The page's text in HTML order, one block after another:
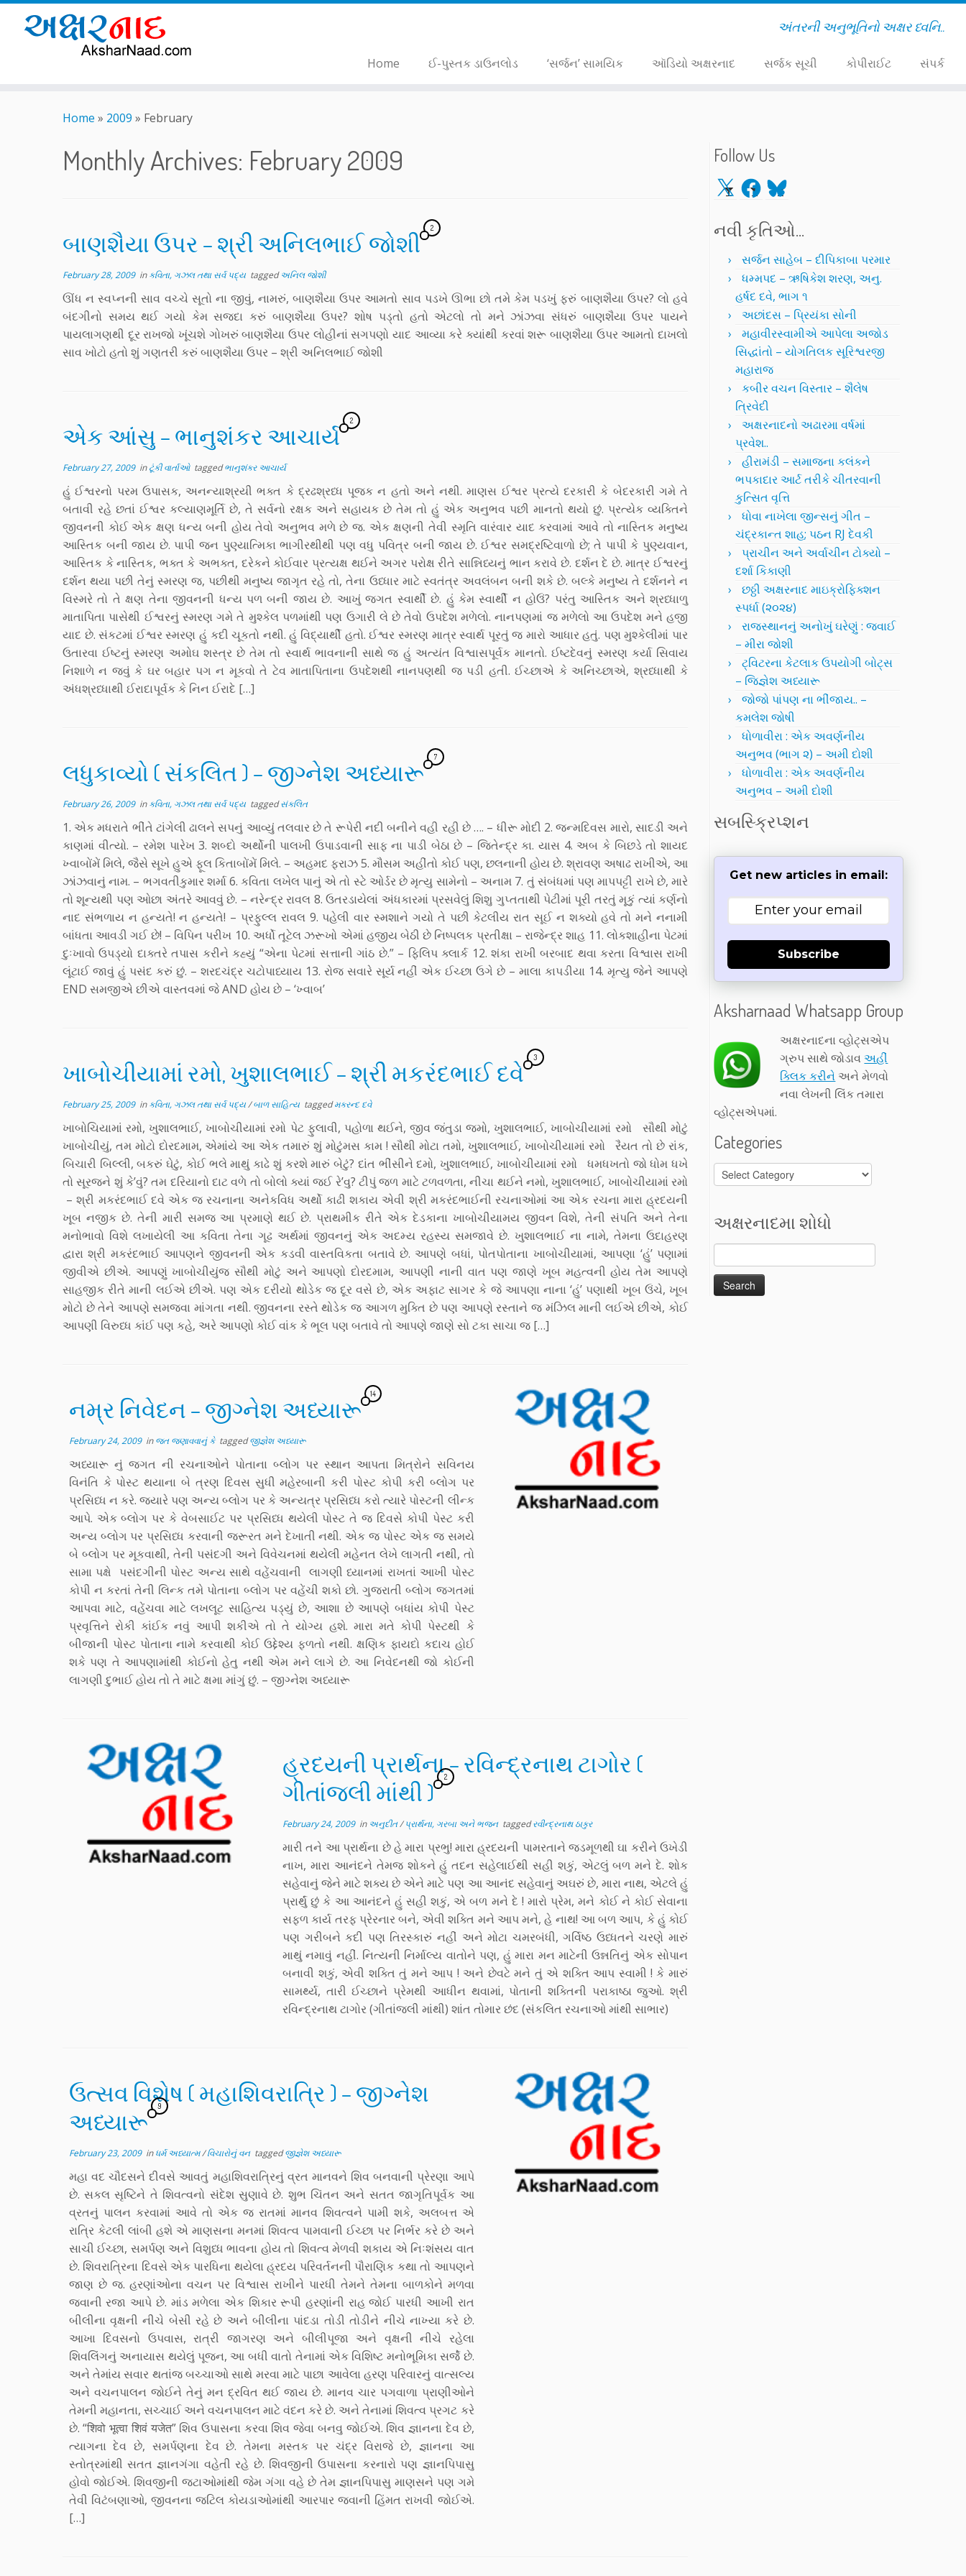
અંતરની અનુભૂતિનો અક્ષર ધ્વનિ..
Home ઈ-પુસ્તક ડાઉનલોડ ‘સર્જન’ સામયિક ઑડિયો અક્ષરનાદ સર્જક સૂચી કોપીરાઈટ સંપર્ક
Home » 2009 » February
Monthly Archives: February 2009
બાણશૈયા ઉપર – શ્રી અનિલભાઈ જોશી
2
February 28, 2009inકવિતા, ગઝલ તથા સર્વ પદ્ય taggedઅનિલ જોશી
ઊંધ ન સ્વપ્નની સાવ વચ્ચે સૂતો ના જીવું, નામરું, બાણશૈયા ઉપર આમતો સાવ પડખે ઊભા છો તમે કેમ પડખું ફરું બાણશૈયા ઉપર? લો હવે
બંદગીનો સમય થઈ ગયો કેમ સજદા કરું બાણશૈયા ઉપર? શોષ પડ્તો હતો એટલો તો મને ઝાંઝવા સંધરું બાણશૈયા ઉપર પાયને
પાયલાગણથી દૂર રાખજો ખૂંચશે ગોખરું બાણશૈયા ઉપર લોહીનાં સગપણો યાદ આવ્યા કરે ક્યાંથી કરવાં શરૂ બાણશૈયા ઉપર આમતો દાખલો
સાવ ખોટો હતો શું ગણતરી કરું બાણશૈયા ઉપર – શ્રી અનિલભાઈ જોશી
એક આંસુ – ભાનુશંકર આચાર્ય
2
February 27, 2009inટૂંકી વાર્તાઓ taggedભાનુશંકર આચાર્ય
હું ઈશ્વરનો પરમ ઉપાસક, અનન્યાશ્રયી ભક્ત કે દ્રઢશ્રધ્ધ પૂજક ન હતો અને નથી. માણસ ઈશ્વર પ્રત્યે દરકારી કે બેદરકારી ગમે તે
બતાવી રહે છતાં ઈશ્વર કલ્યાણમૂર્તિ છે, તે સર્વનો રક્ષક અને સહાયક છે તેમ તો હું એક અનુભવ પછી માનતો થયો છું. પ્રત્યેક વ્યક્તિને
જીવનની કોઈ એક ક્ષણ ધન્ય બની હોય તેવો અનુભવ મળે છે જ. એક ક્ષણની તેવી સ્મૃતિ વારંવાર યાદ કરવામાં આવે તો નાસ્તિક મનુષ્ય
આસ્તિક બની જાય છે. પાપી જન પુણ્યાત્મિકા ભાગીરથીથી પણ વધુ પવિત્ર બની જાય છે. ઈશ્વર સમદ્રષ્ટિવાળો છે; તે પાપી કે પુણ્યવાન,
આસ્તિક કે નાસ્તિક, ભક્ત કે અભક્ત, દરેકને કોઈવાર પ્રત્યક્ષ થઈને અગર પરોક્ષ રીતે સાન્નિધ્યનું ભાન કરાવે છે. દર્શન દે છે. માત્ર ઈશ્વરનું
દર્શન થયા પછી તેનું સ્મરણ જ, પછીથી મનુષ્ય જાગૃત રહે તો, તેના ઉધ્ધાર માટે સ્વતંત્ર અવલંબન બની શકે છે. બલ્કે મનુષ્ય તે દર્શનને ન
વિસ્મરે તો તે ક્ષણ તેના જીવનની ધન્ય પળ બની જાય છે. આખું જગત સ્વાર્થી છે. હું કેમ સ્વાર્થી ન હોઉં? પરંતુ આસ્તિક અને શ્રધ્ધાળુ
માતાપિતા પાસેથી ઈશ્વરનું સ્મરણ ગમે તે મુશ્કેલ પળમાંથી પણ ઉગારી લે છે તેવો ઉપદેશ મળેલો. નાનપણમાં જ મળેલો આ ઉપદેશ મને હજી
યાદ છે. સંકટમાં ઈશ્વર સ્મરણ હું કદી ચૂકતો નથી. હું વિદ્યાર્થી હતો. ઈશ્વર સ્મરણ માત્ર સ્વાર્થ પૂરતું જ મારો આધાર હતું. પણ મુશ્કેલીમાં પાર
ઉતારવા ઈષ્ટનું સ્મરણ અમોઘ શસ્ત્ર છે તેમ તો સ્વાર્થ ભાવનાની સાથે જ હું અત્યંત વિશ્વાસપૂર્વક માનતો. ઈષ્ટદેવનું સ્મરણ કર્યા સિવાય
નિશાળે ન જવું કે ઘર બહાર પગ ન મૂકવો તે ટેવ માતાપિતાના ઉપદેશથી નાનપણથી જ પડી હતી. ઈચ્છાએ કે અનિચ્છાએ, શ્રધ્ધાથી કે
અંધશ્રધ્ધાથી ઈરાદાપૂર્વક કે નિન ઈરાદે […]
લધુકાવ્યો ( સંકલિત ) – જીગ્નેશ અધ્યારૂ
7
February 26, 2009inકવિતા, ગઝલ તથા સર્વ પદ્ય taggedસંકલિત
1. એક મધરાતે ભીંતે ટાંગેલી ઢાલને સપનું આવ્યું તલવાર છે તે રૂપેરી નદી બનીને વહી રહી છે …. – ધીરૂ મોદી 2. જન્મદિવસ મારો, સાદડી અને
કાણમાં વીત્યો. – રમેશ પારેખ 3. શબ્દો અર્થોની પાલખી ઉપાડવાની સાફ ના પાડી બેઠા છે – જિતેન્દ્ર કા. યાસ 4. અબ કે બિછડે તો શાયદ
ખ્વાબોંમેં મિલે, જૈસે સૂખે હુએ ફૂલ કિતાબોંમેં મિલે. – અહમદ ફરાઝ 5. મૌસમ અહીંતો કોઈ પણ, છલનાની હોય છે. શ્રાવણ અષાઢ રાખીએ, આ
ઝાંઝવાનું નામ. – ભગવતીકુમાર શર્મા 6. કવિતા લખેલ પાનું એ તો સ્ટે ઓર્ડર છે મૃત્યુ સામેનો – અનામ 7. તું સંબંધમાં પણ માપપટ્ટી રાખે છે, મારે
તો શૂન્યથી પણ ઓછા અંતરે આવવું છે. – નરેન્દ્ર રાવલ 8. ઉતરડાયેલાં અંધકારમાં પ્રસવેલું શિશુ ગુપ્તતાથી પેટીમાં પૂરી તરતું મૂકું ત્યાં કર્ણનો
નાદ સંભળાય ન હન્યતે! ન હન્યતે! – પ્રફુલ્લ રાવલ 9. પહેલી વાર સ્મશાને ગયો તે પછી કેટલીય રાત સૂઈ ન શક્યો હવે તો મને નનામી
બાંધતા આવડી ગઈ છે! – વિપિન પરીખ 10. અર્ધો તૂટેલ ઝરૂખો એમાં હજીય બેઠી છે નિષ્પલક પ્રતીક્ષા – રાજેન્દ્ર શાહ 11. લોકશાહીના પેટમાં
દુઃખાવો ઉપડ્યો દાક્તરે તપાસ કરીને કહ્યું “એના પેટમાં સત્તાની ગાંઠ છે.” – ફિલિપ ક્લાર્ક 12. શંકા રાખી બરબાદ થવા કરતા વિશ્વાસ રાખી
લૂંટાઈ જાવું હું પસંદ કરું છું. – શરદચંદ્ર ચટોપાધ્યાય 13. રોજ સવારે સૂર્ય નહીં એક ઈચ્છા ઉગે છે – માલા કાપડીયા 14. મૃત્યુ જેને આપણે
END સમજીએ છીએ વાસ્તવમાં જે AND હોય છે – ‘ખ્વાબ’
ખાબોચીયામાં રમો, ખુશાલભાઈ – શ્રી મકરંદભાઈ દવે
3
February 25, 2009inકવિતા, ગઝલ તથા સર્વ પદ્ય/બાળ સાહિત્ય taggedમકરન્દ દવે
ખાબોચિયામાં રમો, ખુશાલભાઈ, ખાબોચીયામાં રમો પેટ ફુલાવી, પહોળા થઈને, જીવ જંતુડા જમો, ખુશાલભાઈ, ખાબોચીયામાં રમો સૌથી મોટું
ખાબોચીયું, તમ મોટો દોરદમામ, એમાંયે આ એક તમારું શું મોટુંમસ કામ ! સૌથી મોટા તમો, ખુશાલભાઈ, ખાબોચીયામાં રમો રૈયત તો છે રાંક,
બિચારી બિલ્લી, બકરું ઘેટું, કોઈ ભલે માથું કાઢે શું કરશે મારું બેટું? દાંત ભીંસીને દમો, ખુશાલભાઈ, ખાબોચીયામાં રમો ધમધખતો જો ધોમ ધખે
તો સૂરજને શું કે’વું? તમ દરિયાનો દાટ વળે તો બોલો ક્યાં જઈ રે’વુ? ટીપું જળ માટે ટળવળતા, નીચા થઈને નમો, ખુશાલભાઈ, ખાબોચીયામાં રમો
– શ્રી મકરંદભાઈ દવે એક જ રચનાના અનેકવિધ અર્થો કાઢી શકાય એવી શ્રી મકરંદભાઈની રચનાઓમાં આ એક રચના મારા હ્રદયની
ખૂબ નજીક છે. તેની મારી સમજ આ પ્રમાણે થઈ છે. પ્રાથમીક રીતે એક દેડકાના ખાબોચીયામય જીવન વિશે, તેની સંપતિ અને તેના
મનોભાવો વિશે લખાયેલી આ કવિતા તેના ગૂઢ અર્થમાં જીવનનું એક અદમ્ય રહસ્ય સમજાવે છે. ખુશાલભાઈ ના નામે, તેમના ઉદાહરણ
દ્વારા શ્રી મકરંદભાઈ આપણને જીવનની એક કડવી વાસ્તવિકતા બતાવે છે. આપણે બધાં, પોતપોતાના ખાબોચીયામાં, આપણા ‘હું’ પણામાં
જીવીએ છીએ. આપણું ખાબોચીયુંજ સૌથી મોટું અને આપણો દોરદમામ, આપણી નાની વાત પણ જાણે ખૂબ મહત્વની હોય તેમ આપણે
સાહજીક રીતે માની લઈએ છીએ. પણ એક દરીયો થોડેક જ દૂર વસે છે, એક અફાટ સાગર કે જે આપણા નાના ‘હું’ પણાથી ખૂબ ઉંચે, ખૂબ
મોટો છે તેને આપણે સમજવા માંગતા નથી. જીવનના રસ્તે થોડેક જ આગળ મુક્તિ છે પણ આપણે રસ્તાને જ મંઝિલ માની લઈએ છીએ, કોઈ
આપણી વિરુધ્ધ કાંઈ પણ કહે, અરે આપણો કોઈ વાંક કે ભૂલ પણ બતાવે તો આપણે જાણે સો ટકા સાચા જ […]
નમ્ર નિવેદન – જીગ્નેશ અધ્યારૂ
14
February 24, 2009inજત જણાવવાનું કે taggedજીજ્ઞેશ અધ્યારૂ
અધ્યારૂ નું જગત ની રચનાઓને પોતાના બ્લોગ પર સ્થાન આપતા મિત્રોને સવિનય
વિનંતિ કે પોસ્ટ થયાના બે ત્રણ દિવસ સુધી મહેરબાની કરી પોસ્ટ કોપી કરી બ્લોગ પર
પ્રસિધ્ધ ન કરે. જ્યારે પણ અન્ય બ્લોગ પર કે અન્યત્ર પ્રસિધ્ધ કરો ત્યારે પોસ્ટની લીન્ક
આપે. એક બ્લોગ પર કે વેબસાઈટ પર પ્રસિધ્ધ થયેલી પોસ્ટ તે જ દિવસે કોપી પેસ્ટ કરી
અન્ય બ્લોગ પર પ્રસિધ્ધ કરવાની જરૂરત મને દેખાતી નથી. એક જ પોસ્ટ એક જ સમયે
બે બ્લોગ પર મૂકવાથી, તેની પસંદગી અને વિવેચનમાં થયેલી મહેનત લેખે લાગતી નથી, તો
સામા પક્ષે પસંદગીની પોસ્ટ અન્ય સાથે વહેંચવાની લાગણી ધ્યાનમાં રાખતાં આખી પોસ્ટ
કોપી ન કરતાં તેની લિન્ક તમે પોતાના બ્લોગ પર વહેંચી શકો છો. ગુજરાતી બ્લોગ જગતમાં
આપવા માટે, વહેંચવા માટે લખલૂટ સાહિત્ય પડ્યું છે, આશા છે આપણે બધાંય કોપી પેસ્ટ
પ્રવૃત્તિને રોકી કાંઈક નવું આપી શકીએ તો તે યોગ્ય હશે. મારા મતે કોપી પેસ્ટથી કે
બીજાની પોસ્ટ પોતાના નામે કરવાથી કોઈ ઉદ્દેશ્ય ફળતો નથી. ક્ષણિક ફાયદો કદાચ હોઈ
શકે પણ તે આપણામાંથી કોઈનો હેતુ નથી એમ મને લાગે છે. આ નિવેદનથી જો કોઈની
લાગણી દુભાઈ હોય તો તે માટે ક્ષમા માંગું છું. – જીગ્નેશ અધ્યારૂ
હ્રદયની પ્રાર્થના – રવિન્દ્રનાથ ટાગોર (
ગીતાંજલી માંથી )
2
February 24, 2009in અનુદીત/પ્રાર્થના, ગરબા અને ભજન taggedરવીન્દ્રનાથ ઠાકુર
મારી તને આ પ્રાર્થના છે હે મારા પ્રભુ! મારા હ્રદયની પામરતાને જડમૂળથી ઘા કરીને ઉખેડી
નાખ, મારા આનંદને તેમજ શોકને હું તદન સહેલાઈથી સહી શકું, એટલું બળ મને દે. શોક
સહેવાનું જેને માટે શક્ય છે એને માટે પણ આ આનંદ સહેવાનું અઘરું છે, મારા નાથ, એટલે હું
પ્રાર્થું છું કે આ આનંદને હું સહી શકું, એ બળ મને દે ! મારો પ્રેમ, મને કોઈ ને કોઈ સેવાના
સફળ કાર્ય તરફ પ્રેરનાર બને, એવી શક્તિ મને આપ મને, હે નાથ! આ બળ આપ, કે હું કોઈ
પણ ગરીબને કદી પણ તિરસ્કારું નહીં અને મોટા ચમરબંધી, ગર્વિષ્ઠ ઉધ્ધતને ચરણે મારું
માથું નમાવું નહીં. નિત્યની નિર્માલ્ય વાતોને પણ, હું મારા મન માટેની ઉન્નતિનું એક સોપાન
બનાવી શકું, એવી શક્તિ તું મને આપ ! અને છેવટે મને તું એ શક્તિ આપ સ્વામી ! કે મારું
સામર્થ્ય, તારી ઈચ્છાને પ્રેમથી આધીન થવામાં, પોતાની શક્તિની પરાકાષ્ઠા જુઓ. શ્રી
રવિન્દ્રનાથ ટાગોર (ગીતાંજલી માંથી) શાંત તોમાર છંદ (સંકલિત રચનાઓ માંથી સાભાર)
ઉત્સવ વિશેષ ( મહાશિવરાત્રિ ) – જીગ્નેશ
અધ્યારૂ
9
February 23, 2009inધર્મ અધ્યાત્મ/વિચારોનું વન taggedજીજ્ઞેશ અધ્યારૂ
મહા વદ ચૌદસને દીવસે આવતું મહાશિવરાત્રિનું વ્રત માનવને શિવ બનવાની પ્રેરણા આપે
છે. સકલ સૃષ્ટિને તે શિવત્વનો સંદેશ સુણાવે છે. શુભ ચિંતન અને સતત જાગૃતિપૂર્વક આ
વ્રતનું પાલન કરવામાં આવે તો એક જ રાતમાં માનવ શિવત્વને પામી શકે, અલબત્ત એ
રાત્રિ કેટલી લાંબી હશે એ માણસના મનમાં શિવત્વ પામવાની ઈચ્છા પર નિર્ભર કરે છે અને
સાચી ઈચ્છા, સમર્પણ અને વિશુધ્ધ ભાવના હોય તો શિવત્વ મેળવી શકાય એ નિઃશંસય વાત
છે. શિવરાત્રિના દિવસે એક પારધિના થયેલા હ્રદય પરિવર્તનની પૌરાણિક કથા તો આપણને
જાણ છે જ. હરણાંઓના વચન પર વિશ્વાસ રાખીને પારધી તેમને તેમના બાળકોને મળવા
જવાની રજા આપે છે. માંડ મળેલા એક શિકાર રૂપી હરણાંની રાહ જોઈ પારધી આખી રાત
બીલીના વૃક્ષની નીચે બેસી રહે છે અને બીલીના પાંદડા તોડી તોડીને નીચે નાખ્યા કરે છે.
આખા દિવસનો ઉપવાસ, રાત્રી જાગરણ અને બીલીપૂજા અને વૃક્ષની નીચે રહેલા
શિવલિંગનું અનાયાસ થયેલું પૂજન, આ બધી વાતો તેનામાં એક વિશિષ્ટ મનોભૂમિકા સર્જે છે.
અને તેમાંય સવાર થતાંજ બચ્ચાઓ સાથે મરવા માટે પાછા આવેલા હરણ પરિવારનું વાત્સલ્ય
અને વચનપાલન જોઈને તેનું મન દ્રવિત થઈ જાય છે. માનવ ચાર પગવાળા પ્રાણીઓને
તેમની મહાનતા, સચ્ચાઈ અને વચનપાલન માટે વંદન કરે છે. અને તેનામાં શિવત્વ પ્રગટ કરે
છે. “शिवो भूत्वा शिवं यजेत” શિવ ઉપાસના કરવા શિવ જેવા બનવુ જોઈએ. શિવ જ્ઞાનના દેવ છે,
ત્યાગના દેવ છે, સમર્પણના દેવ છે. તેમના મસ્તક પર ચંદ્ર વિરાજે છે, જ્ઞાનના આ
સ્તોત્રમાંથી સતત જ્ઞાનગંગા વહેતી રહે છે. શિવજીની ઉપાસના કરનારો પણ જ્ઞાનપિપાસુ
હોવો જોઈએ. શિવજીની જટાઓમાંથી જેમ ગંગા વહે છે તેમ જ્ઞાનપિપાસુ માણસને પણ ગમે
તેવી વિટંબણાઓ, જીવનના જટિલ કોયડાઓમાંથી આરપાર જવાની હિંમત રાખવી જોઈએ.
[…]
Follow Us
X Facebook
Bluesky
નવી કૃતિઓ…
સર્જન સાહેબ – દીપિકાબા પરમાર
ધમ્મપદ – ઋષિકેશ શરણ, અનુ.
હર્ષદ દવે, ભાગ ૧
અછાંદસ – પ્રિયંકા સોની
મહાવીરસ્વામીએ આપેલા અજોડ
સિદ્ધાંતો – યોગતિલક સૂરિશ્વરજી
મહારાજ
કબીર વચન વિસ્તાર – શૈલેષ
ત્રિવેદી
અક્ષરનાદનો અઢારમા વર્ષમાં
પ્રવેશ..
હીરામંડી – સમાજના કલંકને
ભપકાદાર આર્ટ તરીકે ચીતરવાની
કુત્સિત વૃત્તિ
ધોવા નાખેલા જીન્સનું ગીત –
ચંદ્રકાન્ત શાહ; પઠન RJ દેવકી
પ્રાચીન અને અર્વાચીન ટોક્યો –
દર્શા કિકાણી
છઠ્ઠી અક્ષરનાદ માઇક્રોફિક્શન
સ્પર્ધા (૨૦૨૪)
રાજસ્થાનનું અનોખું ઘરેણું : જવાઈ
– મીરા જોશી
ટ્વિટરના કેટલાક ઉપયોગી બોટ્સ
– જિજ્ઞેશ અધ્યારૂ
જોજો પાંપણ ના ભીંજાય.. –
કમલેશ જોષી
ધોળાવીરા : એક અવર્ણનીય
અનુભવ (ભાગ ૨) – અમી દોશી
ધોળાવીરા : એક અવર્ણનીય
અનુભવ – અમી દોશી
સબસ્ક્રિપ્શન
Get new articles in email:
Subscribe
Aksharnaad Whatsapp Group
અક્ષરનાદના વ્હોટ્સએપ
ગ્રુપ સાથે જોડાવઅહીં
ક્લિક કરીને અને મેળવો
નવા લેખની લિંક તમારા
વ્હોટ્સએપમાં.
Categories
Categories
અક્ષરનાદમા શોધો